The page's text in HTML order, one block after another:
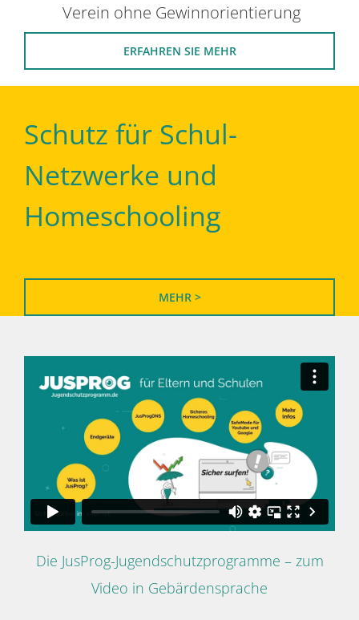
Verein ohne Gewinnorientierung
ERFAHREN SIE MEHR
Schutz für Schul-
Netzwerke und
Homeschooling
MEHR >
Die JusProg-Jugendschutzprogramme – zum
Video in Gebärdensprache